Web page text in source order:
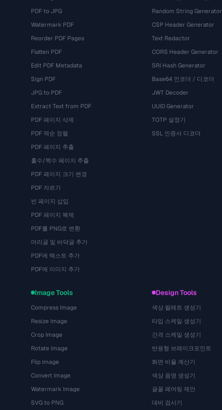
PDF to JPG
Watermark PDF
Reorder PDF Pages
Flatten PDF
Edit PDF Metadata
Sign PDF
JPG to PDF
Extract Text from PDF
PDF 페이지 삭제
PDF 역순 정렬
PDF 페이지 추출
홀수/짝수 페이지 추출
PDF 페이지 크기 변경
PDF 자르기
빈 페이지 삽입
PDF 페이지 복제
PDF를 PNG로 변환
머리글 및 바닥글 추가
PDF에 텍스트 추가
PDF에 이미지 추가
Random String Generator
CSP Header Generator
Text Redactor
CORS Header Generator
SRI Hash Generator
Base64 인코더 / 디코더
JWT Decoder
UUID Generator
TOTP 설정기
SSL 인증서 디코더
Image Tools
Compress Image
Resize Image
Crop Image
Rotate Image
Flip Image
Convert Image
Watermark Image
SVG to PNG
Design Tools
색상 팔레트 생성기
타입 스케일 생성기
간격 스케일 생성기
반응형 브레이크포인트
화면 비율 계산기
색상 음영 생성기
글꼴 페어링 제안
대비 검사기